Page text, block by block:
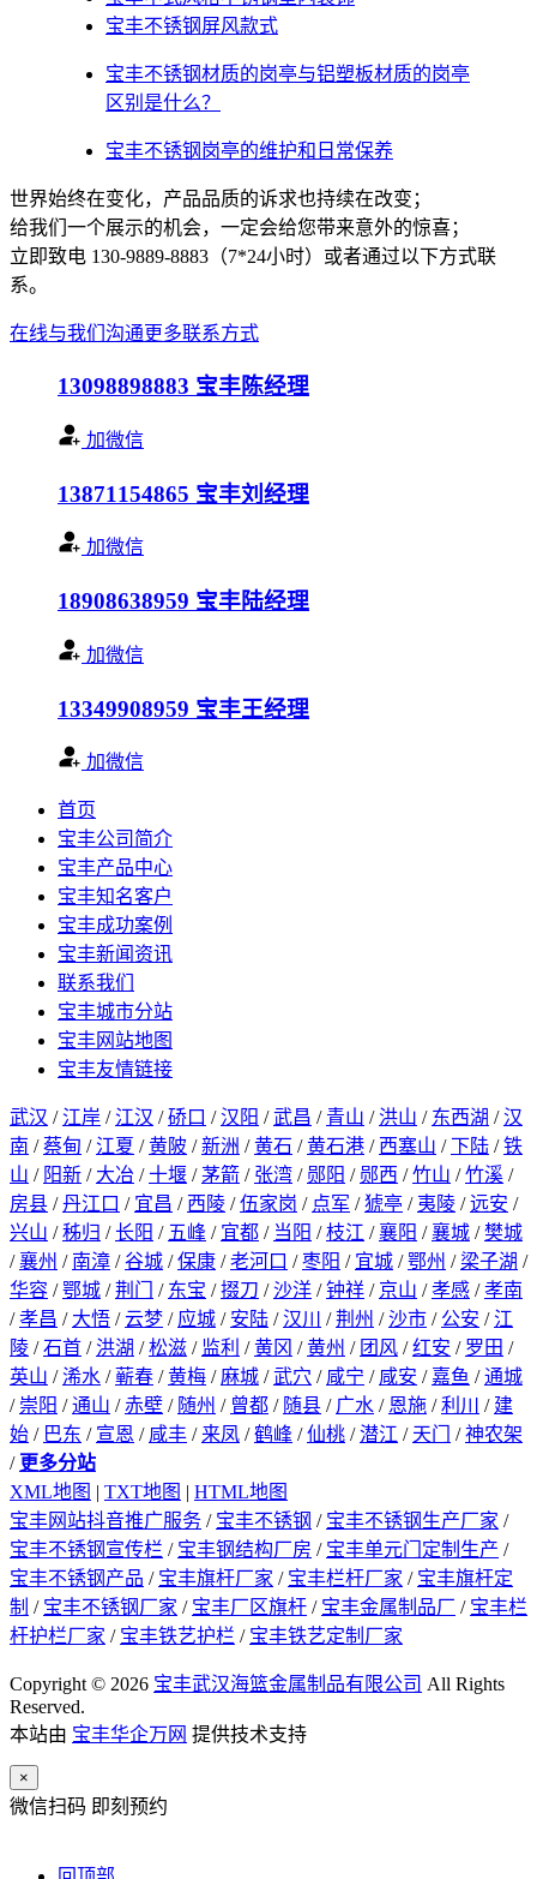
宝丰不锈钢屏风款式
宝丰不锈钢材质的岗亭与铝塑板材质的岗亭
区别是什么？
宝丰不锈钢岗亭的维护和日常保养
世界始终在变化，产品品质的诉求也持续在改变；
给我们一个展示的机会，一定会给您带来意外的惊喜；
立即致电 130-9889-8883（7*24小时）或者通过以下方式联
系。
在线与我们沟通更多联系方式
13098898883 宝丰陈经理
加微信
13871154865 宝丰刘经理
加微信
18908638959 宝丰陆经理
加微信
13349908959 宝丰王经理
加微信
首页
宝丰公司简介
宝丰产品中心
宝丰知名客户
宝丰成功案例
宝丰新闻资讯
联系我们
宝丰城市分站
宝丰网站地图
宝丰友情链接
武汉 / 江岸 / 江汉 /硚口 /汉阳 /武昌 / 青山 / 洪山 / 东西湖 /汉
南 /蔡甸 / 江夏 /黄陂 /新洲 /黄石 /黄石港 / 西塞山 /下陆 /铁
山 / 阳新 / 大冶 /十堰 /茅箭 / 张湾 / 郧阳 / 郧西 /竹山 /竹溪 /
房县 /丹江口 / 宜昌 / 西陵 /伍家岗 / 点军 /猇亭 / 夷陵 /远安 /
兴山 /秭归 /长阳 / 五峰 / 宜都 / 当阳 /枝江 /襄阳 /襄城 /樊城
/襄州 / 南漳 /谷城 /保康 /老河口 /枣阳 / 宜城 /鄂州 / 梁子湖 /
华容 /鄂城 /荆门 / 东宝 /掇刀 /沙洋 /钟祥 / 京山 /孝感 /孝南
/孝昌 / 大悟 /云梦 / 应城 / 安陆 /汉川 /荆州 /沙市 / 公安 / 江
陵 /石首 / 洪湖 /松滋 / 监利 /黄冈 /黄州 / 团风 /红安 / 罗田 /
英山 /浠水 /蕲春 /黄梅 / 麻城 /武穴 / 咸宁 / 咸安 / 嘉鱼 /通城
/ 崇阳 /通山 /赤壁 / 随州 / 曾都 / 随县 / 广水 / 恩施 /利川 / 建
始 / 巴东 / 宣恩 / 咸丰 / 来凤 /鹤峰 /仙桃 /潜江 / 天门 /神农架
/ 更多分站
XML地图 | TXT地图 | HTML地图
宝丰网站抖音推广服务 / 宝丰不锈钢 / 宝丰不锈钢生产厂家 /
宝丰不锈钢宣传栏 / 宝丰钢结构厂房 / 宝丰单元门定制生产 /
宝丰不锈钢产品 / 宝丰旗杆厂家 / 宝丰栏杆厂家 / 宝丰旗杆定
制 / 宝丰不锈钢厂家 / 宝丰厂区旗杆 / 宝丰金属制品厂 / 宝丰栏
杆护栏厂家 / 宝丰铁艺护栏 / 宝丰铁艺定制厂家
Copyright © 2026 宝丰武汉海篮金属制品有限公司 All Rights
Reserved.
本站由 宝丰华企万网 提供技术支持
×
微信扫码 即刻预约